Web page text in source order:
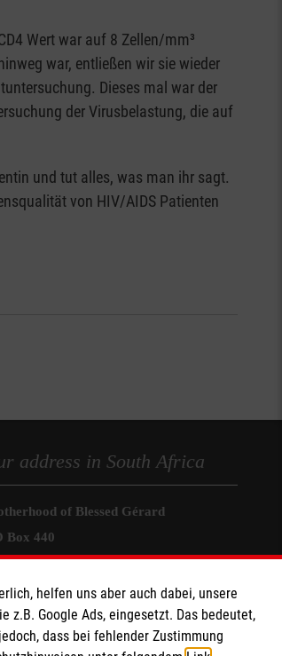
Wert war auf 8 Zellen/mm³
war, entließen wir sie wieder
Dieses mal war der
der Virusbelastung, die auf
und tut alles, was man ihr sagt.
von HIV/AIDS Patienten
address in South Africa
of Blessed Gérard
Box 440
4490
Republik
+27 82 492 4043
helfen uns aber auch dabei, unsere
z.B. Google Ads, eingesetzt. Das bedeutet,
dass bei fehlender Zustimmung